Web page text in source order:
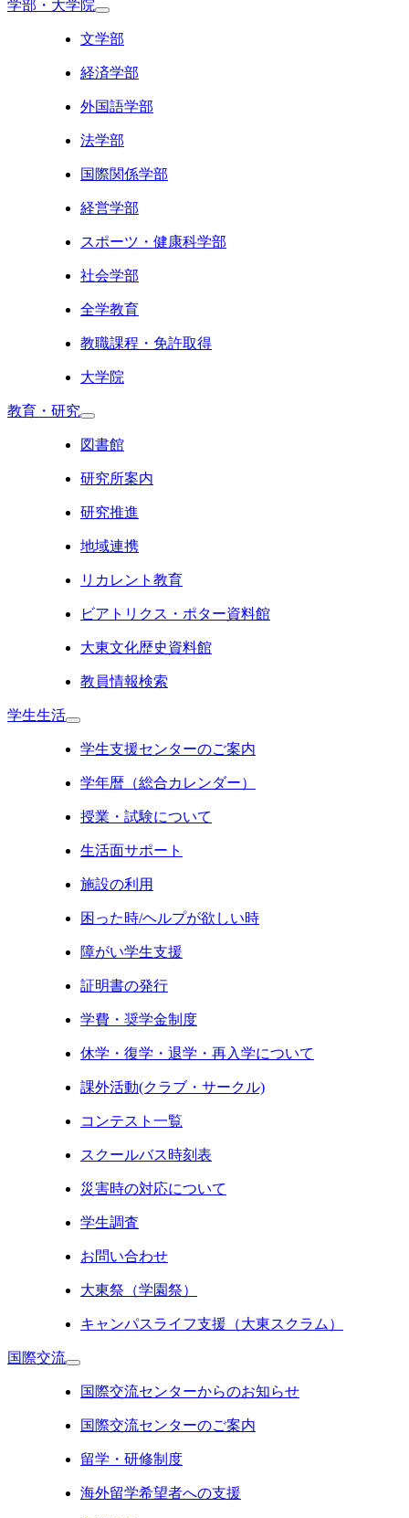
学部・大学院
文学部
経済学部
外国語学部
法学部
国際関係学部
経営学部
スポーツ・健康科学部
社会学部
全学教育
教職課程・免許取得
大学院
教育・研究
図書館
研究所案内
研究推進
地域連携
リカレント教育
ビアトリクス・ポター資料館
大東文化歴史資料館
教員情報検索
学生生活
学生支援センターのご案内
学年暦（総合カレンダー）
授業・試験について
生活面サポート
施設の利用
困った時/ヘルプが欲しい時
障がい学生支援
証明書の発行
学費・奨学金制度
休学・復学・退学・再入学について
課外活動(クラブ・サークル)
コンテスト一覧
スクールバス時刻表
災害時の対応について
学生調査
お問い合わせ
大東祭（学園祭）
キャンパスライフ支援（大東スクラム）
国際交流
国際交流センターからのお知らせ
国際交流センターのご案内
留学・研修制度
海外留学希望者への支援